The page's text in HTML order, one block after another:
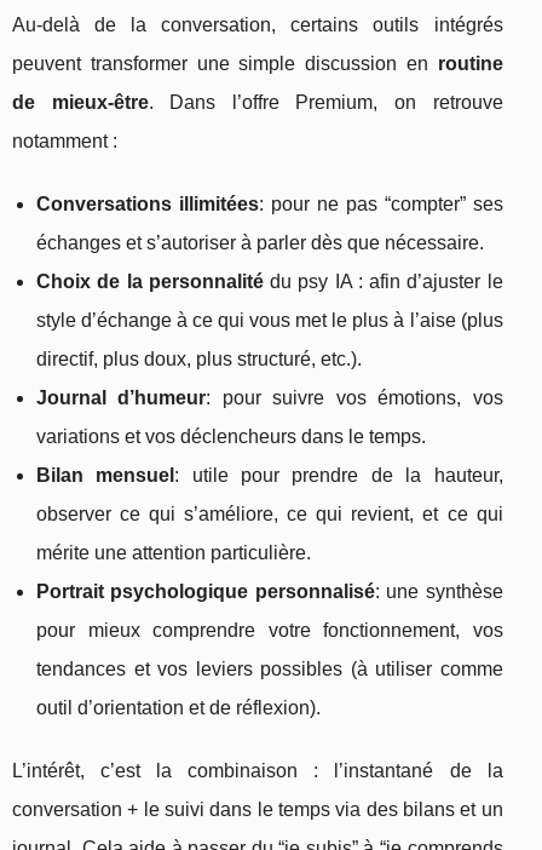
Au-delà de la conversation, certains outils intégrés
peuvent transformer une simple discussion en routine
de mieux-être. Dans l’offre Premium, on retrouve
notamment :
Conversations illimitées: pour ne pas “compter” ses
échanges et s’autoriser à parler dès que nécessaire.
Choix de la personnalitédu psy IA : afin d’ajuster le
style d’échange à ce qui vous met le plus à l’aise (plus
directif, plus doux, plus structuré, etc.).
Journal d’humeur: pour suivre vos émotions, vos
variations et vos déclencheurs dans le temps.
Bilan mensuel : utile pour prendre de la hauteur,
observer ce qui s’améliore, ce qui revient, et ce qui
mérite une attention particulière.
Portrait psychologique personnalisé: une synthèse
pour mieux comprendre votre fonctionnement, vos
tendances et vos leviers possibles (à utiliser comme
outil d’orientation et de réflexion).
L’intérêt, c’est la combinaison : l’instantané de la
conversation + le suivi dans le temps via des bilans et un